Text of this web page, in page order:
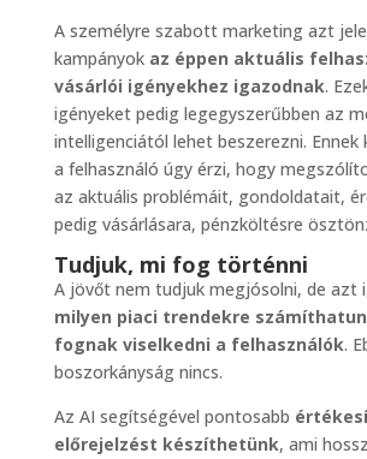
A személyre szabott marketing azt
kampányok az éppen aktuális
vásárlói igényekhez igazodnak.
igényeket pedig legegyszerűbben az
intelligenciától lehet beszerezni. Ennek
a felhasználó úgy érzi, hogy
az aktuális problémáit, gondoldatait,
pedig vásárlásara, pénzköltésre
Tudjuk, mi fog történni
A jövőt nem tudjuk megjósolni, de azt
milyen piaci trendekre
fognak viselkedni a felhasználók.
boszorkányság nincs.
Az AI segítségével pontosabb
előrejelzést készíthetünk, ami